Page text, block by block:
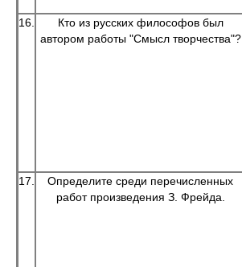
16.
Кто из русских философов был
автором работы "Смысл творчества"?
17.
Определите среди перечисленных
работ произведения З. Фрейда.